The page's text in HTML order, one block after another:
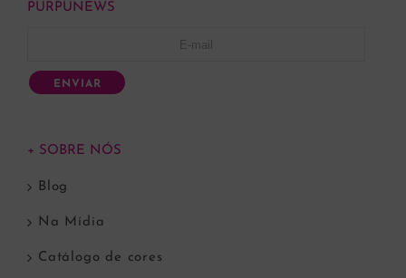
PURPUNEWS
ENVIAR
+ SOBRE NÓS
Blog
Na Mídia
Catálogo de cores